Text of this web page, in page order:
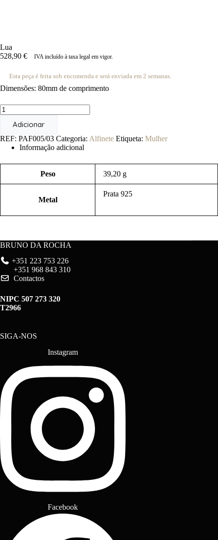
Lua
528,90 € IVA incluído à taxa legal em vigor.
Esta peça é feita sob encomenda e será enviada em 2 semanas.
Dimensões: 80mm de comprimento
Quantidade
de
Adicionar
REF: PAF005/03 Categoria: Alfinete Etiqueta: Mulher
Informação adicional
Peso 39,20 g
Metal
Prata 925
BRUNO DA ROCHA
+351 223 753 226
+351 968 843 310
Contactos
NIPC 507 273 320
T2966
SIGA-NOS
Instagram
Facebook